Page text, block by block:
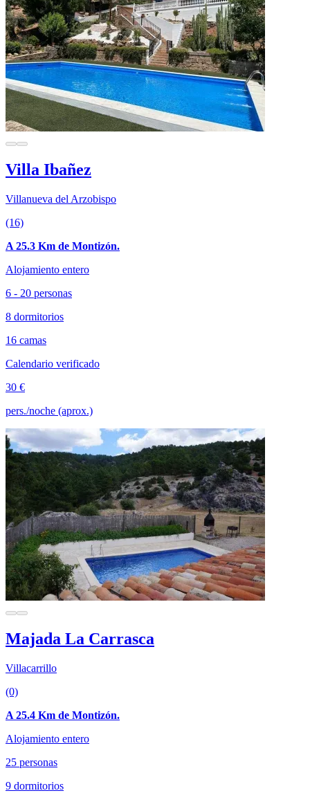
Villa Ibañez
Villanueva del Arzobispo
(16)
A 25.3 Km de Montizón.
Alojamiento entero
6 - 20 personas
8 dormitorios
16 camas
Calendario verificado
30 €
pers./noche (aprox.)
Majada La Carrasca
Villacarrillo
(0)
A 25.4 Km de Montizón.
Alojamiento entero
25 personas
9 dormitorios